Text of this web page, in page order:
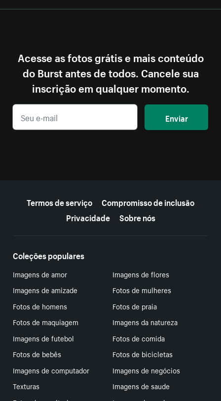
Acesse as fotos grátis e mais conteúdo
do Burst antes de todos. Cancele sua
inscrição em qualquer momento.
Enviar
Termos de serviço
Compromisso de inclusão
Privacidade
Sobre nós
Coleções populares
Imagens de amor
Imagens de flores
Imagens de amizade
Fotos de mulheres
Fotos de homens
Fotos de praia
Fotos de maquiagem
Imagens da natureza
Imagens de futebol
Fotos de comida
Fotos de bebês
Fotos de bicicletas
Imagens de computador
Imagens de negócios
Texturas
Imagens de saude